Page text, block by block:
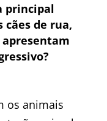
principal
cães de rua,
os animais